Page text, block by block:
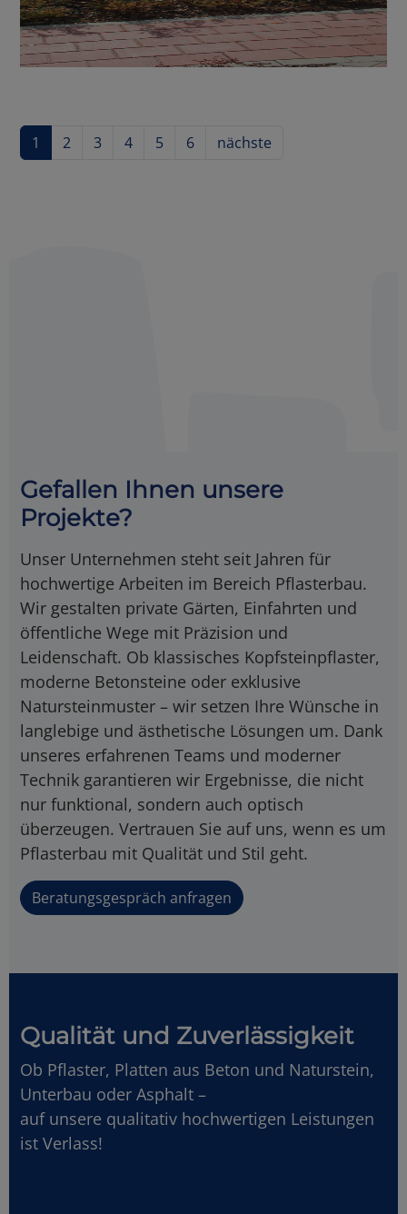
1 2 3 4 5 6 nächste
Gefallen Ihnen unsere
Projekte?
Unser Unternehmen steht seit Jahren für
hochwertige Arbeiten im Bereich Pflasterbau.
Wir gestalten private Gärten, Einfahrten und
öffentliche Wege mit Präzision und
Leidenschaft. Ob klassisches Kopfsteinpflaster,
moderne Betonsteine oder exklusive
Natursteinmuster – wir setzen Ihre Wünsche in
langlebige und ästhetische Lösungen um. Dank
unseres erfahrenen Teams und moderner
Technik garantieren wir Ergebnisse, die nicht
nur funktional, sondern auch optisch
überzeugen. Vertrauen Sie auf uns, wenn es um
Pflasterbau mit Qualität und Stil geht.
Beratungsgespräch anfragen
Qualität und Zuverlässigkeit
Ob Pflaster, Platten aus Beton und Naturstein,
Unterbau oder Asphalt –
auf unsere qualitativ hochwertigen Leistungen
ist Verlass!